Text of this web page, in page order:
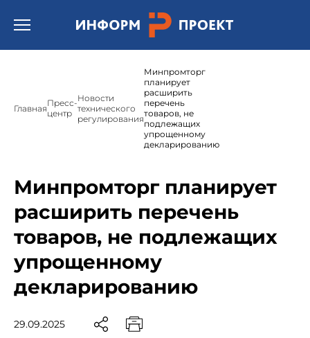
Открыть бургер меню.
ГлавнаяПресс-
центр
Новости
технического
регулирования
Минпромторг
планирует
расширить
перечень
товаров, не
подлежащих
упрощенному
декларированию
Минпромторг планирует
расширить перечень
товаров, не подлежащих
упрощенному
декларированию
29.09.2025